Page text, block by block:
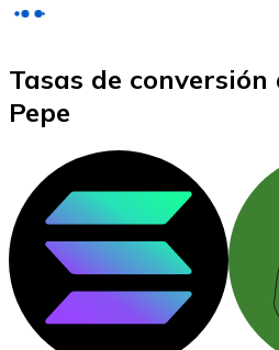
XRP
XRP
Tasas de conversión
Pepe